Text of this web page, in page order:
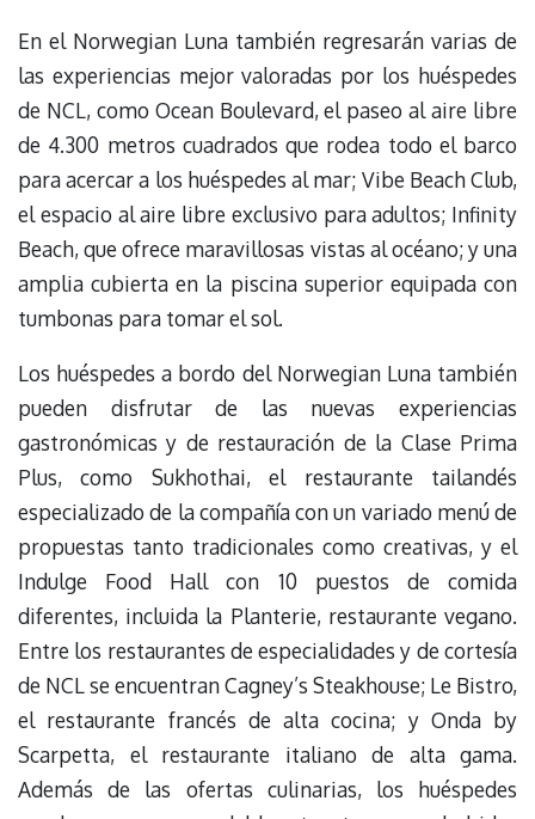
En el Norwegian Luna también regresarán varias de
las experiencias mejor valoradas por los huéspedes
de NCL, como Ocean Boulevard, el paseo al aire libre
de 4.300 metros cuadrados que rodea todo el barco
para acercar a los huéspedes al mar; Vibe Beach Club,
el espacio al aire libre exclusivo para adultos; Infinity
Beach, que ofrece maravillosas vistas al océano; y una
amplia cubierta en la piscina superior equipada con
tumbonas para tomar el sol.
Los huéspedes a bordo del Norwegian Luna también
pueden disfrutar de las nuevas experiencias
gastronómicas y de restauración de la Clase Prima
Plus, como Sukhothai, el restaurante tailandés
especializado de la compañía con un variado menú de
propuestas tanto tradicionales como creativas, y el
Indulge Food Hall con 10 puestos de comida
diferentes, incluida la Planterie, restaurante vegano.
Entre los restaurantes de especialidades y de cortesía
de NCL se encuentran Cagney’s Steakhouse; Le Bistro,
el restaurante francés de alta cocina; y Onda by
Scarpetta, el restaurante italiano de alta gama.
Además de las ofertas culinarias, los huéspedes